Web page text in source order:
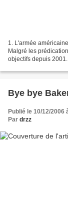
1. L'armée
Malgré les
objectifs depuis
Bye bye
Publié le 10/12/2006
Par drzz